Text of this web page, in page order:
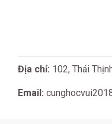
Địa chỉ: 102, Thái
Email: